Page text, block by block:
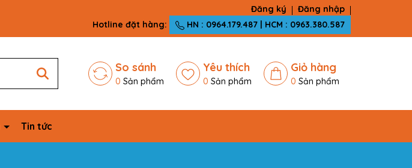
Đăng ký
Đăng nhập
Hotline đặt hàng:
HN : 0964.179.487 | HCM : 0963.380.587
So sánh
0 Sản phẩm
Yêu thích
0 Sản phẩm
Giỏ hàng
0 Sản phẩm
Tin tức